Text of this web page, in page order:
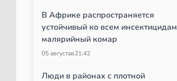
В Африке распространяется
устойчивый ко всем инсектицидам
малярийный комар
05 августав21:42
Люди в районах с плотной